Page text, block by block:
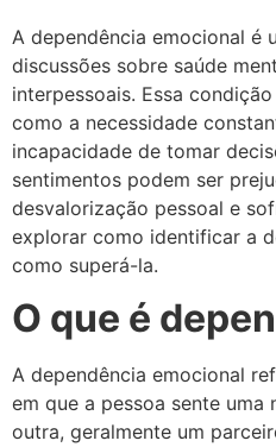
A dependência emocional é
discussões sobre saúde
interpessoais. Essa
como a necessidade
incapacidade de tomar
sentimentos podem ser
desvalorização pessoal e
explorar como identificar a
como superá-la.
O que é
A dependência emocional
em que a pessoa sente
outra, geralmente um